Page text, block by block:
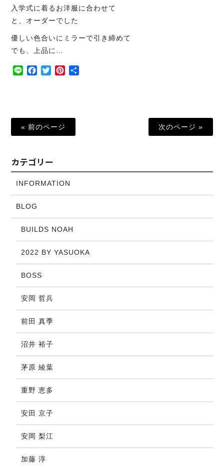
入学式に着るお洋服に合わせて
と、オーダーでした
優しい色合いにミラーで引き締めて
でも、上品に…
Line Facebook
TwitterPinterest
« 前のページ 次のページ »
カテゴリー
INFORMATION
BLOG
BUILDS NOAH
2022 BY YASUOKA
BOSS
安岡 哲兵
前田 真季
沼井 裕子
茅原 綾葉
重野 恵多
安田 京子
安岡 梨江
加藤 淳